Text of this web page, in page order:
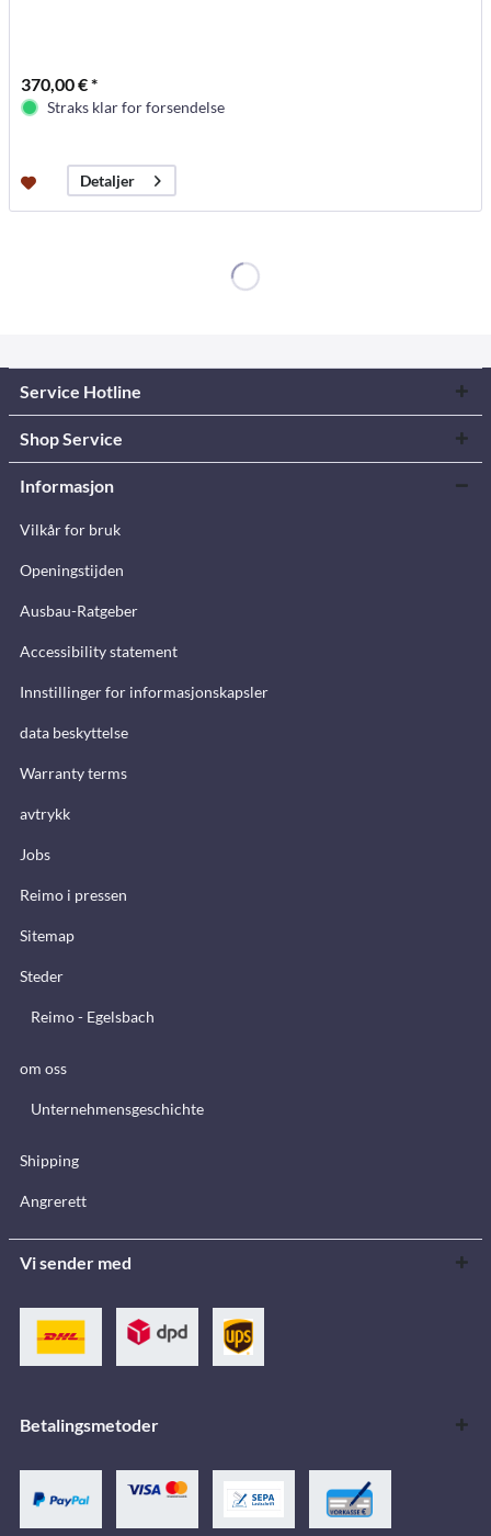
370,00 € *
Straks klar for forsendelse
Detaljer
Service Hotline
Shop Service
Informasjon
Vilkår for bruk
Openingstijden
Ausbau-Ratgeber
Accessibility statement
Innstillinger for informasjonskapsler
data beskyttelse
Warranty terms
avtrykk
Jobs
Reimo i pressen
Sitemap
Steder
Reimo - Egelsbach
om oss
Unternehmensgeschichte
Shipping
Angrerett
Vi sender med
Betalingsmetoder